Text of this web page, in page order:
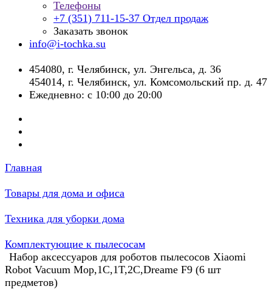
Телефоны
+7 (351) 711-15-37 Отдел продаж
Заказать звонок
info@i-tochka.su
​454080, г. Челябинск, ул. Энгельса, д. 36
454014, г. Челябинск, ул. Комсомольский пр. д. 47
Ежедневно: с 10:00 до 20:00
Главная
Товары для дома и офиса
Техника для уборки дома
Комплектующие к пылесосам
Набор аксессуаров для роботов пылесосов Xiaomi
Robot Vacuum Mop,1C,1T,2C,Dreame F9 (6 шт
предметов)